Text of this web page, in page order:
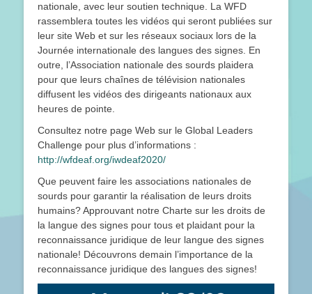
nationale, avec leur soutien technique. La WFD
rassemblera toutes les vidéos qui seront publiées sur
leur site Web et sur les réseaux sociaux lors de la
Journée internationale des langues des signes. En
outre, l’Association nationale des sourds plaidera
pour que leurs chaînes de télévision nationales
diffusent les vidéos des dirigeants nationaux aux
heures de pointe.
Consultez notre page Web sur le Global Leaders
Challenge pour plus d’informations :
http://wfdeaf.org/iwdeaf2020/
Que peuvent faire les associations nationales de
sourds pour garantir la réalisation de leurs droits
humains? Approuvant notre Charte sur les droits de
la langue des signes pour tous et plaidant pour la
reconnaissance juridique de leur langue des signes
nationale! Découvrons demain l’importance de la
reconnaissance juridique des langues des signes!